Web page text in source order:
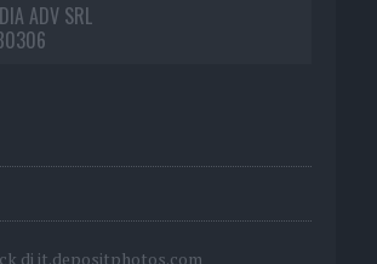
ADV SRL
di it.depositphotos.com